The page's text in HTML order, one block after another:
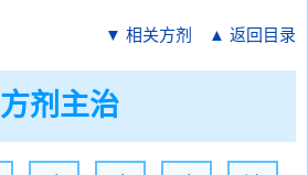
▼ 相关方剂 ▲ 返回目录
方剂主治